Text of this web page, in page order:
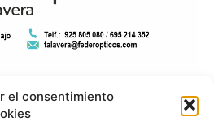
el consentimiento